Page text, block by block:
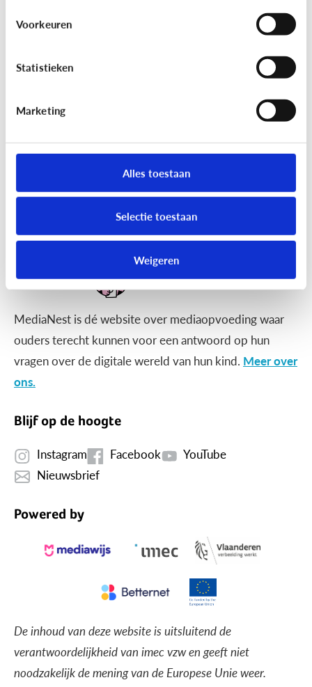
Voorkeuren
Statistieken
Marketing
Alles toestaan
Selectie toestaan
Weigeren
Je zorgt er best voor dat je informatie alleen deelt
met wie jij dit echt wilt. Hoe kan je dit doen?
3 tips voor tieners
MediaNest is dé website over mediaopvoeding waar
ouders terecht kunnen voor een antwoord op hun
vragen over de digitale wereld van hun kind. Meer over
ons.
Blijf op de hoogte
Instagram Facebook
YouTube
Nieuwsbrief
Powered by
De inhoud van deze website is uitsluitend de
verantwoordelijkheid van imec vzw en geeft niet
noodzakelijk de mening van de Europese Unie weer.